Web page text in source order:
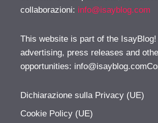
collaborazioni: info@isayblog.com
This website is part of the
advertising, press releases and
opportunities:
Dichiarazione sulla Privacy (UE)
Cookie Policy (UE)